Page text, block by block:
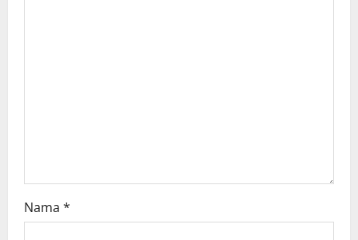
Nama *